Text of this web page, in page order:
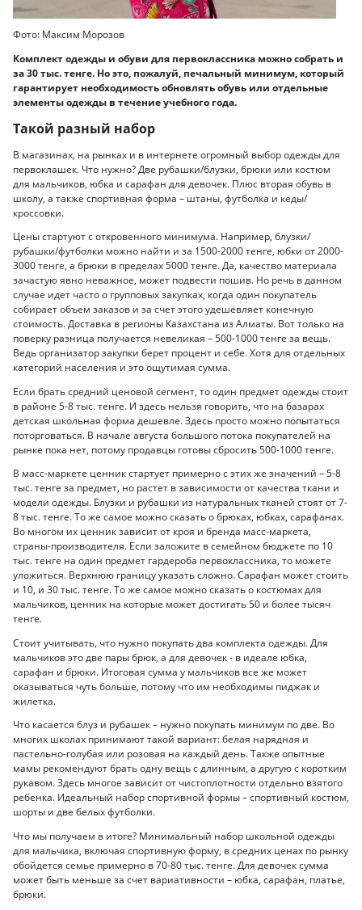
Фото: Максим Морозов
Комплект одежды и обуви для первоклассника можно собрать и
за 30 тыс. тенге. Но это, пожалуй, печальный минимум, который
гарантирует необходимость обновлять обувь или отдельные
элементы одежды в течение учебного года.
Такой разный набор
В магазинах, на рынках и в интернете огромный выбор одежды для
первоклашек. Что нужно? Две рубашки/блузки, брюки или костюм
для мальчиков, юбка и сарафан для девочек. Плюс вторая обувь в
школу, а также спортивная форма – штаны, футболка и кеды/
кроссовки.
Цены стартуют с откровенного минимума. Например, блузки/
рубашки/футболки можно найти и за 1500-2000 тенге, юбки от 2000-
3000 тенге, а брюки в пределах 5000 тенге. Да, качество материала
зачастую явно неважное, может подвести пошив. Но речь в данном
случае идет часто о групповых закупках, когда один покупатель
собирает объем заказов и за счет этого удешевляет конечную
стоимость. Доставка в регионы Казахстана из Алматы. Вот только на
поверку разница получается невеликая – 500-1000 тенге за вещь.
Ведь организатор закупки берет процент и себе. Хотя для отдельных
категорий населения и это ощутимая сумма.
Если брать средний ценовой сегмент, то один предмет одежды стоит
в районе 5-8 тыс. тенге. И здесь нельзя говорить, что на базарах
детская школьная форма дешевле. Здесь просто можно попытаться
поторговаться. В начале августа большого потока покупателей на
рынке пока нет, потому продавцы готовы сбросить 500-1000 тенге.
В масс-маркете ценник стартует примерно с этих же значений – 5-8
тыс. тенге за предмет, но растет в зависимости от качества ткани и
модели одежды. Блузки и рубашки из натуральных тканей стоят от 7-
8 тыс. тенге. То же самое можно сказать о брюках, юбках, сарафанах.
Во многом их ценник зависит от кроя и бренда масс-маркета,
страны-производителя. Если заложите в семейном бюджете по 10
тыс. тенге на один предмет гардероба первоклассника, то можете
уложиться. Верхнюю границу указать сложно. Сарафан может стоить
и 10, и 30 тыс. тенге. То же самое можно сказать о костюмах для
мальчиков, ценник на которые может достигать 50 и более тысяч
тенге.
Стоит учитывать, что нужно покупать два комплекта одежды. Для
мальчиков это две пары брюк, а для девочек - в идеале юбка,
сарафан и брюки. Итоговая сумма у мальчиков все же может
оказываться чуть больше, потому что им необходимы пиджак и
жилетка.
Что касается блуз и рубашек – нужно покупать минимум по две. Во
многих школах принимают такой вариант: белая нарядная и
пастельно-голубая или розовая на каждый день. Также опытные
мамы рекомендуют брать одну вещь с длинным, а другую с коротким
рукавом. Здесь многое зависит от чистоплотности отдельно взятого
ребенка. Идеальный набор спортивной формы – спортивный костюм,
шорты и две белых футболки.
Что мы получаем в итоге? Минимальный набор школьной одежды
для мальчика, включая спортивную форму, в средних ценах по рынку
обойдется семье примерно в 70-80 тыс. тенге. Для девочек сумма
может быть меньше за счет вариативности – юбка, сарафан, платье,
брюки.